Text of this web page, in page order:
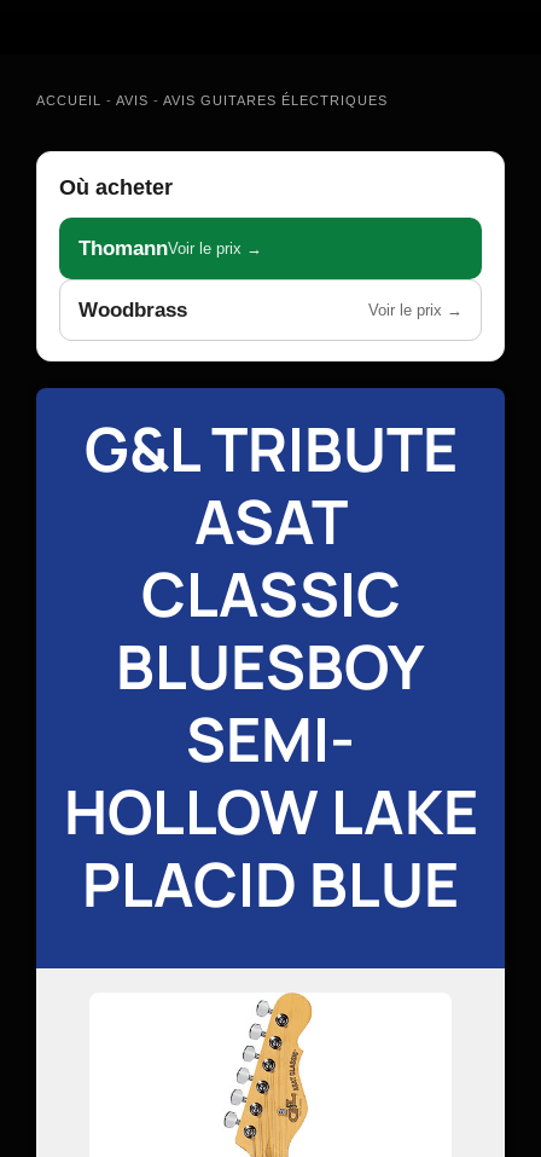
ACCUEIL - AVIS - AVIS GUITARES ÉLECTRIQUES
Où acheter
ThomannVoir le prix →
Woodbrass Voir le prix →
G&L TRIBUTE
ASAT
CLASSIC
BLUESBOY
SEMI-
HOLLOW LAKE
PLACID BLUE